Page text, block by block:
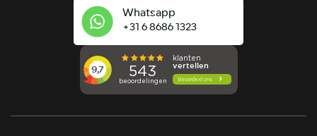
Whatsapp
+31 6 8686 1323